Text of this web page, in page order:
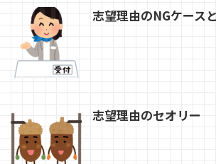
志望理由のNGケース
志望理由のセオリー